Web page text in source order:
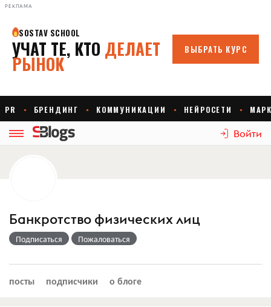
РЕКЛАМА
Войти
Банкротство физических лиц
Подписаться Пожаловаться
посты подписчики о блоге